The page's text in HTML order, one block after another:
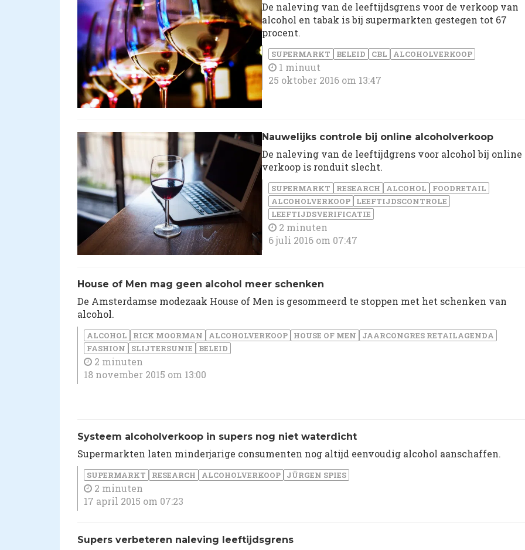
De naleving van de leeftijdsgrens voor de verkoop van
alcohol en tabak is bij supermarkten gestegen tot 67
procent.
SUPERMARKT BELEID CBL ALCOHOLVERKOOP
1 minuut
25 oktober 2016 om 13:47
​Nauwelijks controle bij online alcoholverkoop
De naleving van de leeftijdgrens voor alcohol bij online
verkoop is ronduit slecht.
SUPERMARKT RESEARCH ALCOHOL
FOODRETAIL
ALCOHOLVERKOOP
LEEFTIJDSCONTROLE
LEEFTIJDSVERIFICATIE
2 minuten
6 juli 2016 om 07:47
​House of Men mag geen alcohol meer schenken
De Amsterdamse modezaak House of Men is gesommeerd te stoppen met het schenken van
alcohol.
ALCOHOL RICK MOORMAN ALCOHOLVERKOOP HOUSE OF MEN
JAARCONGRES RETAILAGENDA
FASHION
SLIJTERSUNIE BELEID
2 minuten
18 november 2015 om 13:00
Systeem alcoholverkoop in supers nog niet waterdicht
Supermarkten laten minderjarige consumenten nog altijd eenvoudig alcohol aanschaffen.
SUPERMARKT RESEARCH ALCOHOLVERKOOP JÜRGEN SPIES
2 minuten
17 april 2015 om 07:23
Supers verbeteren naleving leeftijdsgrens